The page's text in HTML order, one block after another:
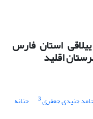
استان فارس
اقلید
جنیدی جعفری3 حنانه